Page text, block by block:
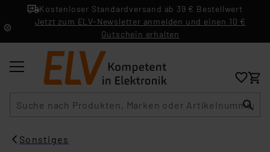
Kostenloser Standardversand ab 39 € Bestellwert
Jetzt zum ELV-Newsletter anmelden und einen 10 €
Gutschein erhalten
Sonstiges